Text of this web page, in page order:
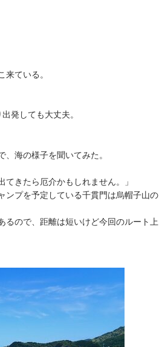
ている。
発しても大丈夫。
海の様子を聞いてみた。
きたら厄介かもしれません。」
ンプを予定している千貫門は烏帽子山の
ので、距離は短いけど今回のルート上